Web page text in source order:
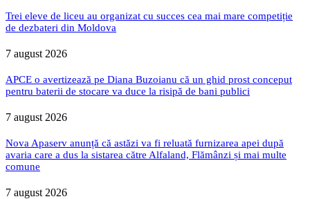
Trei eleve de liceu au organizat cu succes cea mai mare competiție
de dezbateri din Moldova
7 august 2026
APCE o avertizează pe Diana Buzoianu că un ghid prost conceput
pentru baterii de stocare va duce la risipă de bani publici
7 august 2026
Nova Apaserv anunță că astăzi va fi reluată furnizarea apei după
avaria care a dus la sistarea către Alfaland, Flămânzi și mai multe
comune
7 august 2026